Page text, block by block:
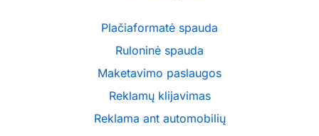
Plačiaformatė spauda
Ruloninė spauda
Maketavimo paslaugos
Reklamų klijavimas
Reklama ant automobilių